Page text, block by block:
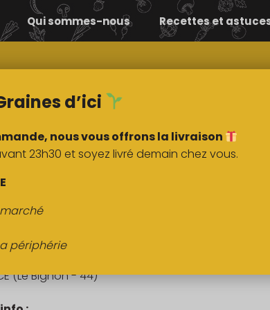
Comment ça
marche ?
Nos
Qui sommes-nous Recettes et
DESCRIPTION
frais de vache nature
(Le Bignon - 44)
d’ici
nous vous offrons la livraison
23h30 et soyez livré demain chez vous.
périphérie